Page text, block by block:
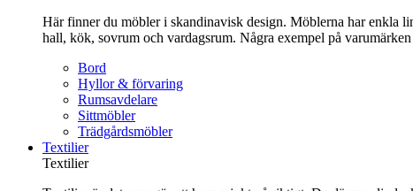
Här finner du möbler i skandinavisk design. Möblerna har enkla
hall, kök, sovrum och vardagsrum. Några exempel på
Bord
Hyllor & förvaring
Rumsavdelare
Sittmöbler
Trädgårdsmöbler
Textilier
Textilier